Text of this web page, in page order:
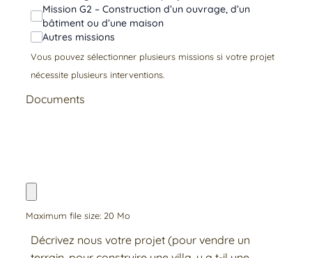
Mission G2 – Construction d’un ouvrage, d’un
bâtiment ou d’une maison
Autres missions
Vous pouvez sélectionner plusieurs missions si votre projet
nécessite plusieurs interventions.
Documents
Maximum file size: 20 Mo
Décrivez nous votre projet (pour vendre un